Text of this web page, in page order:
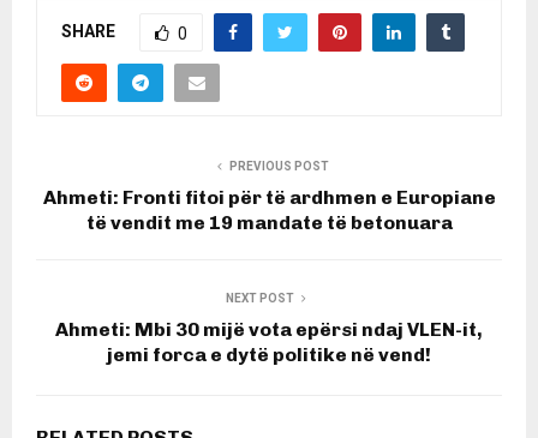
SHARE 0
PREVIOUS POST
Ahmeti: Fronti fitoi për të ardhmen e Europiane
të vendit me 19 mandate të betonuara
NEXT POST
Ahmeti: Mbi 30 mijë vota epërsi ndaj VLEN-it,
jemi forca e dytë politike në vend!